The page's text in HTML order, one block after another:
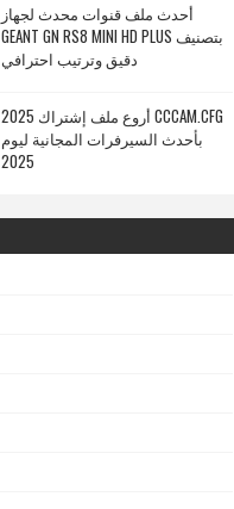
أحدث ملف قنوات محدث لجهاز
GEANT GN RS8 MINI HD PLUS بتصنيف
دقيق وترتيب احترافي
أروع ملف إشتراك 2025 CCCAM.CFG
بأحدث السيرفرات المجانية ليوم
2025